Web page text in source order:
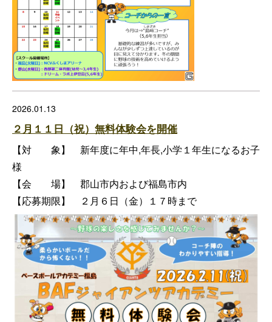
2026.01.13
２月１１日（祝）無料体験会を開催
【対 象】 新年度に年中,年長,小学１年生になるお子
様
【会 場】 郡山市内および福島市内
【応募期限】 ２月６日（金）１７時まで